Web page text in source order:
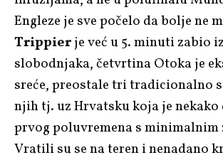
Engleze je sve počelo da bolje ne
Trippierje već u 5. minuti zabio iz
slobodnjaka, četvrtina Otoka je
sreće, preostale tri tradicionalno
njih tj. uz Hrvatsku koja je nekako
prvog poluvremena s minimalnim
Vratili su se na teren i nenadano